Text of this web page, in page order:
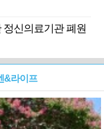
신의료기관 폐원
&라이프